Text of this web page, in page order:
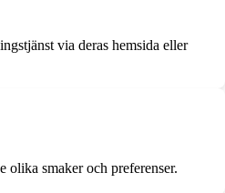
via deras hemsida eller
olika smaker och preferenser.